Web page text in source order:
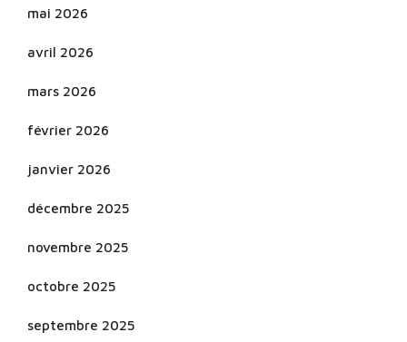
mai 2026
avril 2026
mars 2026
février 2026
janvier 2026
décembre 2025
novembre 2025
octobre 2025
septembre 2025